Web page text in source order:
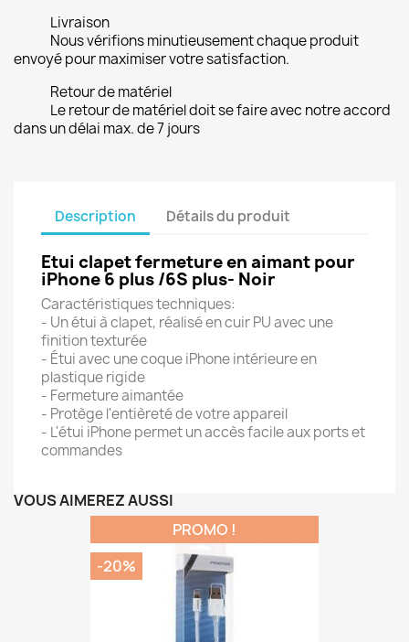
Livraison
Nous vérifions minutieusement chaque produit
envoyé pour maximiser votre satisfaction.
Retour de matériel
Le retour de matériel doit se faire avec notre accord
dans un délai max. de 7 jours
Description Détails du produit
Etui clapet fermeture en aimant pour
iPhone 6 plus /6S plus- Noir
Caractéristiques techniques:
- Un étui à clapet, réalisé en cuir PU avec une
finition texturée
- Étui avec une coque iPhone intérieure en
plastique rigide
- Fermeture aimantée
- Protège l'entièreté de votre appareil
- L'étui iPhone permet un accès facile aux ports et
commandes
VOUS AIMEREZ AUSSI
PROMO !
-20%